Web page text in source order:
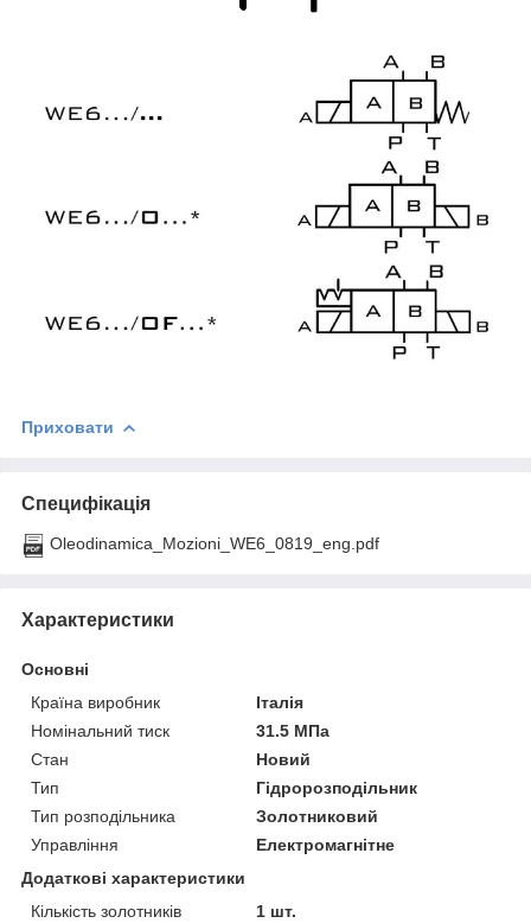
Приховати
Специфікація
Oleodinamica_Mozioni_WE6_0819_eng.pdf
Характеристики
Основні
Країна виробник
Італія
Номінальний тиск
31.5 МПа
Стан
Новий
Тип
Гідророзподільник
Тип розподільника
Золотниковий
Управління
Електромагнітне
Додаткові характеристики
Кількість золотників
1 шт.